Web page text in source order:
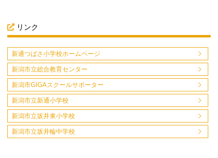
リンク
新通つばさ小学校ホームページ
新潟市立総合教育センター
新潟市GIGAスクールサポーター
新潟市立新通小学校
新潟市立坂井東小学校
新潟市立坂井輪中学校